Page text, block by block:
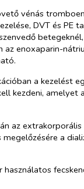
vénás
DVT és PE
az enoxaparin-
a kezelést
kezdeni, amelyet
az extrakorporális
a